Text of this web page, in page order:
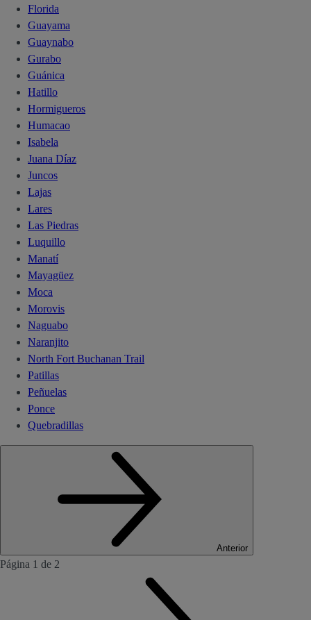
Florida
Guayama
Guaynabo
Gurabo
Guánica
Hatillo
Hormigueros
Humacao
Isabela
Juana Díaz
Juncos
Lajas
Lares
Las Piedras
Luquillo
Manatí
Mayagüez
Moca
Morovis
Naguabo
Naranjito
North Fort Buchanan Trail
Patillas
Peñuelas
Ponce
Quebradillas
Anterior
Página 1 de 2